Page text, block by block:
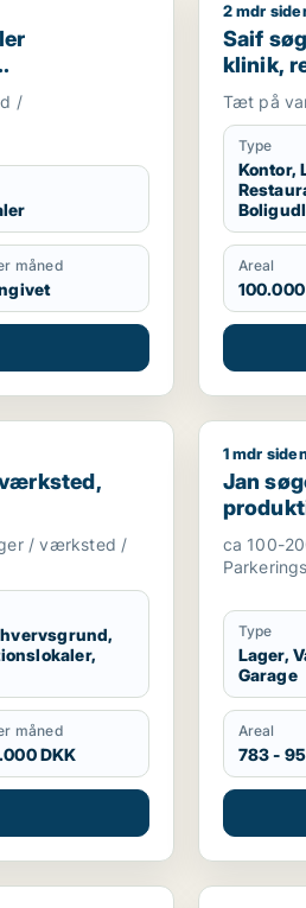
til salg i
/
måned
Saif
2 mdr
Saif
klinik,
Tæt på
Type
Kontor,
Areal
butik, erhvervsgrund,
til salg i
/ værksted /
måned
DKK
Jan
1 mdr
Jan
ca 100-
Type
Lager,
Garage
Areal
783 -